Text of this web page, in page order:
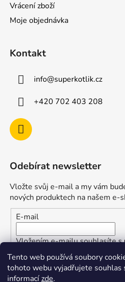
Tento web používá soubory
tohoto webu vyjadřujete souhlas
informacízde.
Vrácení zboží
Moje objednávka
Kontakt
info@superkotlik.cz
+420 702 403 208
Odebírat newsletter
Vložte svůj e-mail a my vám
nových produktech na našem e-
E-mail
Vložením e-mailu souhlasíte s
osobních údajů
PŘIHLÁSIT SE